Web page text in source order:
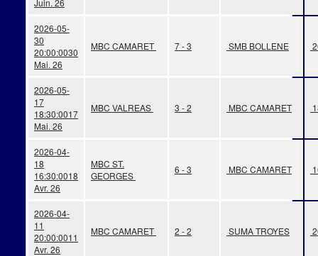
Juin. 26
2026-05-
30
20:00:0030
Mai. 26
MBC CAMARET 7 - 3 SMB BOLLENE
2026-05-
17
18:30:0017
Mai. 26
MBC VALREAS 3 - 2 MBC CAMARET
2026-04-
18
16:30:0018
Avr. 26
MBC ST.
GEORGES
6 - 3 MBC CAMARET
2026-04-
11
20:00:0011
Avr. 26
MBC CAMARET 2 - 2 SUMA TROYES